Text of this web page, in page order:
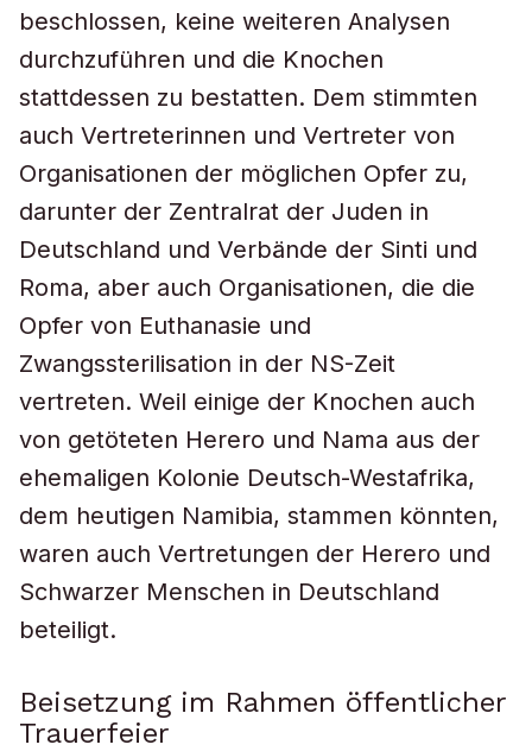
beschlossen, keine weiteren Analysen
durchzuführen und die Knochen
stattdessen zu bestatten. Dem stimmten
auch Vertreterinnen und Vertreter von
Organisationen der möglichen Opfer zu,
darunter der Zentralrat der Juden in
Deutschland und Verbände der Sinti und
Roma, aber auch Organisationen, die die
Opfer von Euthanasie und
Zwangssterilisation in der NS-Zeit
vertreten. Weil einige der Knochen auch
von getöteten Herero und Nama aus der
ehemaligen Kolonie Deutsch-Westafrika,
dem heutigen Namibia, stammen könnten,
waren auch Vertretungen der Herero und
Schwarzer Menschen in Deutschland
beteiligt.
Beisetzung im Rahmen öffentlicher
Trauerfeier